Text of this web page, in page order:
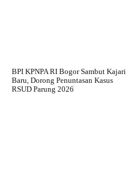
BPI KPNPA RI Bogor Sambut Kajari
Baru, Dorong Penuntasan Kasus
RSUD Parung 2026